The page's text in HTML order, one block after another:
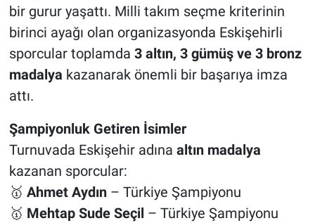
bir gurur yaşattı. Milli takım seçme kriterinin
birinci ayağı olan organizasyonda Eskişehirli
sporcular toplamda 3 altın, 3 gümüş ve 3 bronz
madalya kazanarak önemli bir başarıya imza
attı.
Şampiyonluk Getiren İsimler
Turnuvada Eskişehir adına altın madalya
kazanan sporcular:
🥇 Ahmet Aydın– Türkiye Şampiyonu
🥇 Mehtap Sude Seçil – Türkiye Şampiyonu
Bilim ve Teknoloji